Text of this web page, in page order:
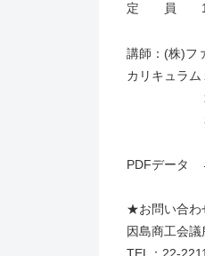
定 員 10名
講師：(株)
カリキュラ
２日目：
３日目：
PDFデー
★お問い合わ
因島商工会議